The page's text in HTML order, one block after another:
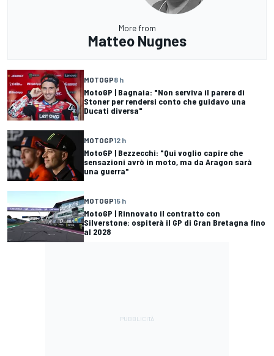
More from
Matteo Nugnes
MOTOGP8 h
MotoGP | Bagnaia: "Non serviva il parere di
Stoner per rendersi conto che guidavo una
Ducati diversa"
MOTOGP12 h
MotoGP | Bezzecchi: "Qui voglio capire che
sensazioni avrò in moto, ma da Aragon sarà
una guerra"
MOTOGP15 h
MotoGP | Rinnovato il contratto con
Silverstone: ospiterà il GP di Gran Bretagna fino
al 2028